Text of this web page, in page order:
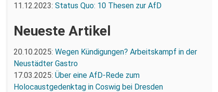
11.12.2023: Status Quo: 10 Thesen zur AfD
Neueste Artikel
20.10.2025: Wegen Kündigungen? Arbeitskampf in der
Neustädter Gastro
17.03.2025: Über eine AfD-Rede zum
Holocaustgedenktag in Coswig bei Dresden